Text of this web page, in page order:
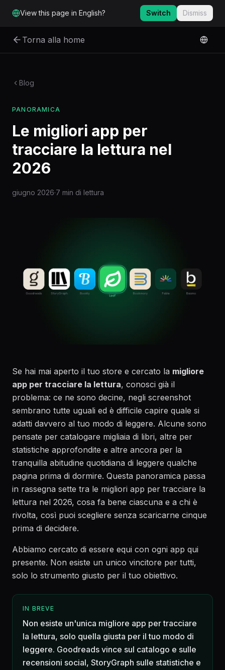
View this page in English? Switch Dismiss
Torna alla home
Blog
PANORAMICA
Le migliori app per
tracciare la lettura nel
2026
giugno 2026·7 min di lettura
Se hai mai aperto il tuo store e cercato la migliore
app per tracciare la lettura, conosci già il
problema: ce ne sono decine, negli screenshot
sembrano tutte uguali ed è difficile capire quale si
adatti davvero al tuo modo di leggere. Alcune sono
pensate per catalogare migliaia di libri, altre per
statistiche approfondite e altre ancora per la
tranquilla abitudine quotidiana di leggere qualche
pagina prima di dormire. Questa panoramica passa
in rassegna sette tra le migliori app per tracciare la
lettura nel 2026, cosa fa bene ciascuna e a chi è
rivolta, così puoi scegliere senza scaricarne cinque
prima di decidere.
Abbiamo cercato di essere equi con ogni app qui
presente. Non esiste un unico vincitore per tutti,
solo lo strumento giusto per il tuo obiettivo.
IN BREVE
Non esiste un'unica migliore app per tracciare
la lettura, solo quella giusta per il tuo modo di
leggere. Goodreads vince sul catalogo e sulle
recensioni social, StoryGraph sulle statistiche e